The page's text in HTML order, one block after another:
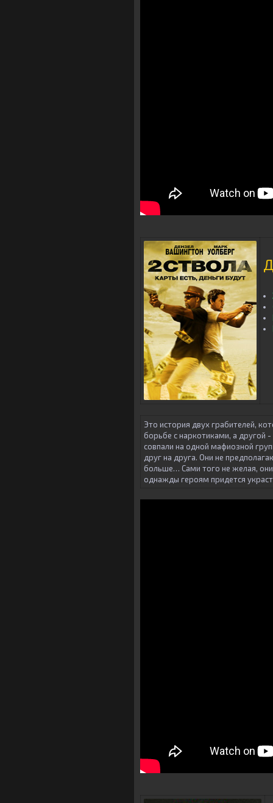
Это история двух грабителей,
борьбе с наркотиками, а другой
совпали на одной мафиозной
друг на друга. Они не
больше… Сами того не желая,
однажды героям придется